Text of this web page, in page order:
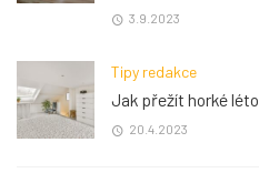
3.9.2023
Tipy redakce
Jak přežít horké
20.4.2023